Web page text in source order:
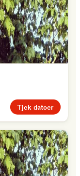
Tjek datoer